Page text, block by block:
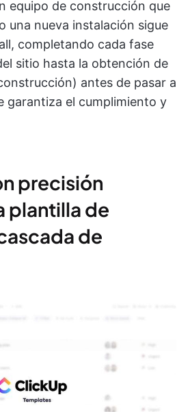
equipo de construcción que
una nueva instalación sigue
completando cada fase
sitio hasta la obtención de
antes de pasar a
garantiza el cumplimiento y
precisión
plantilla de
de